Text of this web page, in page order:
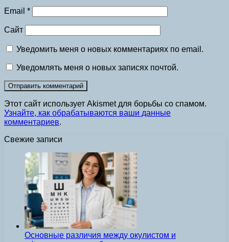
Email *
Сайт
Уведомить меня о новых комментариях по email.
Уведомлять меня о новых записях почтой.
Этот сайт использует Akismet для борьбы со спамом.
Узнайте, как обрабатываются ваши данные
комментариев.
Свежие записи
Основные различия между окулистом и